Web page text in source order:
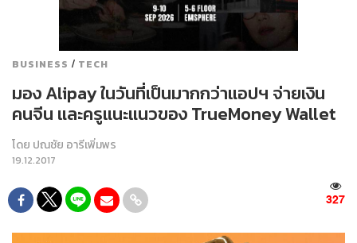
BUSINESS / TECH
มอง Alipay ในวันที่เป็นมากกว่าแอปฯ จ่ายเงิน
คนจีน และครูแนะแนวของ TrueMoney Wallet
โดย ปณชัย อารีเพิ่มพร
19.12.2017
327